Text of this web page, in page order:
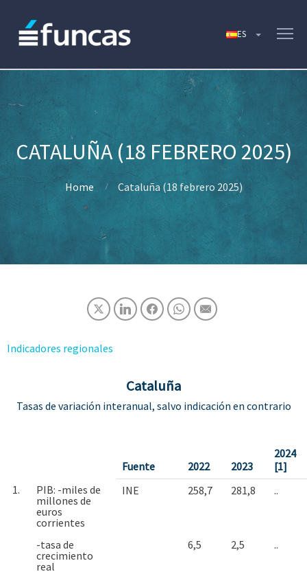
CATALUÑA (18 FEBRERO 2025)
Home Cataluña (18 febrero 2025)
Indicadores regionales
Cataluña
Tasas de variación interanual, salvo indicación en contrario
Fuente 2022 2023
2024
[1]
1.
PIB: -miles de
millones de
euros
corrientes
INE 258,7 281,8 ..
-tasa de
crecimiento
real
6,5 2,5 ..